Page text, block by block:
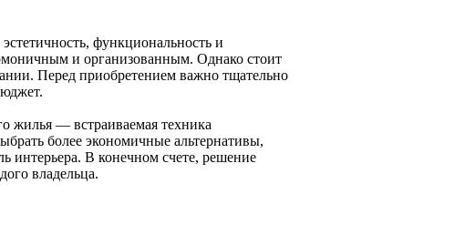
функциональность и
и организованным. Однако стоит
Перед приобретением важно тщательно
жилья — встраиваемая техника
более экономичные альтернативы,
интерьера. В конечном счете, решение
владельца.